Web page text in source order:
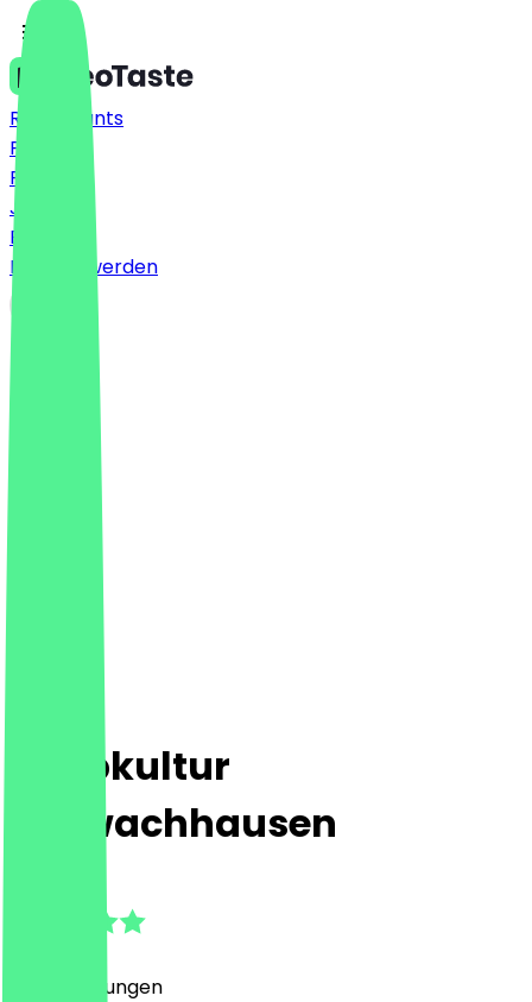
Restaurants
Preise
FAQ
Jobs
Blog
Partner werden
Suppkultur
Schwachhausen
Bewertungen